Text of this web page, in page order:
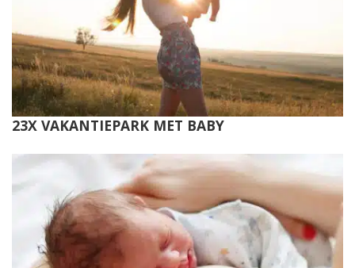
23X VAKANTIEPARK MET BABY